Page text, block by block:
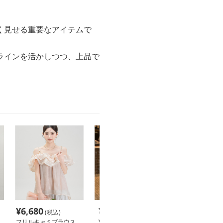
見せる重要なアイテムで
ンを活かしつつ、上品で
¥6,680(税込)
¥